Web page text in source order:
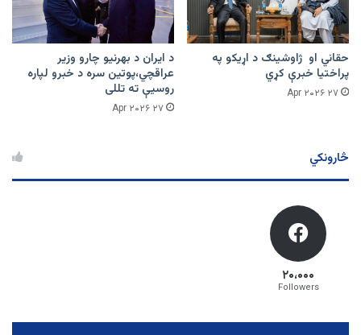
حقاني او ژاوشینګ د اړیکو په
پراختیا خبرې کړي
۲۷ Apr ۲۰۲۶
د ایران د بهرنیو چارو وزیر
عراقچي،پوتین سره د خبرو لپاره
روسیې ته تللی
۲۷ Apr ۲۰۲۶
څارونکي
۲۰،۰۰۰
Followers